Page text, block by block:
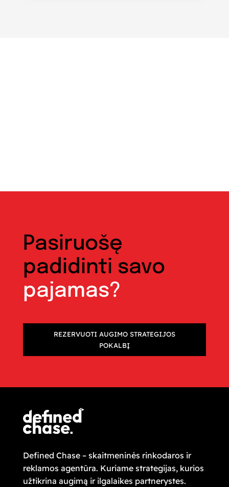
Pasiruošę
padidinti savo
pajamas?
REZERVUOTI AUGIMO STRATEGIJOS
POKALBĮ
Defined Chase – skaitmeninės rinkodaros ir
reklamos agentūra. Kuriame strategijas, kurios
užtikrina augimą ir ilgalaikes partnerystes.